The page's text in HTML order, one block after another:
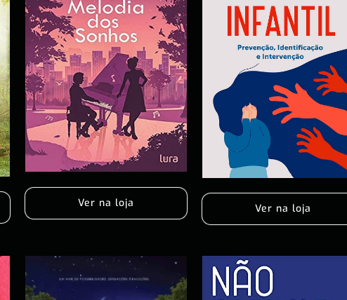
Ver na loja Ver na loja